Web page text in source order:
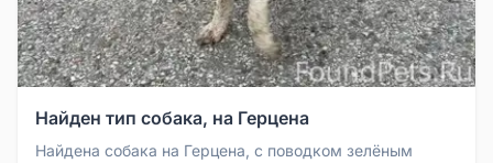
Найден тип собака, на Герцена
Найдена собака на Герцена, с поводком зелёным